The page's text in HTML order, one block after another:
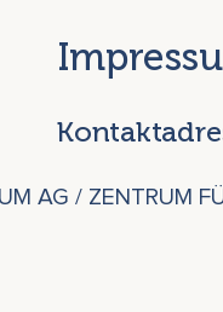
AG / ZENTRUM